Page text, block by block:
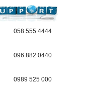
058 555 4444
096 882 0440
0989 525 000